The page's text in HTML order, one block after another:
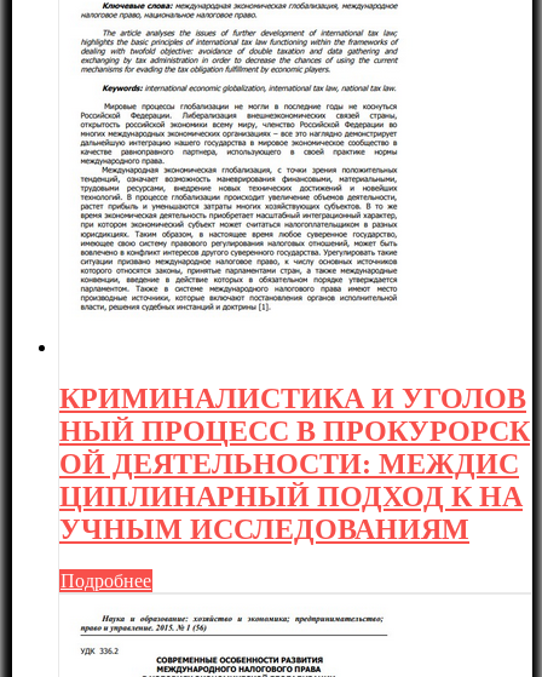
КРИМИНАЛИСТИКА И УГОЛОВ
НЫЙ ПРОЦЕСС В ПРОКУРОРСК
ОЙ ДЕЯТЕЛЬНОСТИ: МЕЖДИС
ЦИПЛИНАРНЫЙ ПОДХОД К НА
УЧНЫМ ИССЛЕДОВАНИЯМ
Подробнее